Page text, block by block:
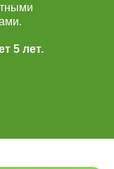
5 лет.